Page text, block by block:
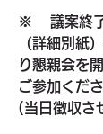
※ 議案終
（詳細別紙
り懇親会を
ご参加くだ
(当日徴収さ